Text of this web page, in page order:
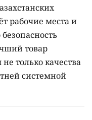
рабочие места и
товар
только качества
системной